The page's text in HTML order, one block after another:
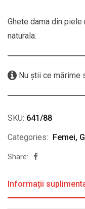
Ghete dama din piele
naturala.
Nu știi ce mărime
SKU: 641/88
Categories: Femei,
Share:
Informații